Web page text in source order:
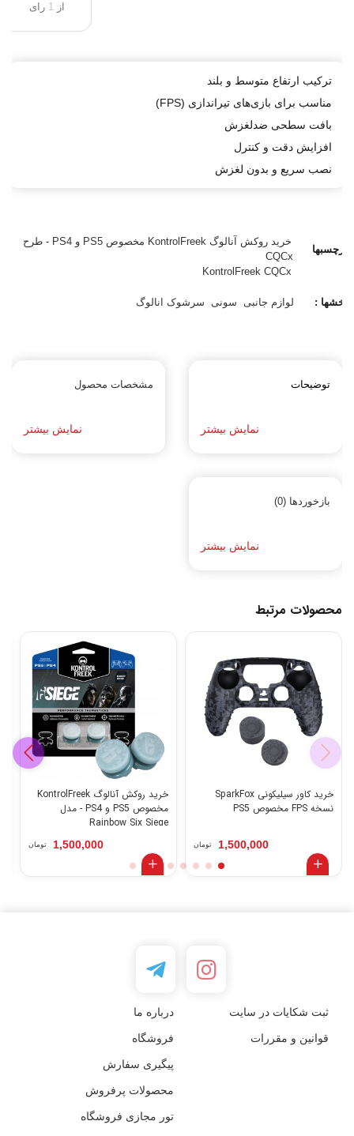
از1 رای
ترکیب ارتفاع متوسط و بلند
مناسب برای بازی‌های تیراندازی (FPS)
بافت سطحی ضدلغزش
افزایش دقت و کنترل
نصب سریع و بدون لغزش
برچسبها
خرید روکش آنالوگ KontrolFreek مخصوص PS5 و PS4 - طرح
CQCx
KontrolFreek CQCx
بخشها : لوازم جانبی سونی سرشوک انالوگ
توضیحات
نمایش بیشتر
مشخصات محصول
نمایش بیشتر
بازخوردها (0)
نمایش بیشتر
محصولات مرتبط
خرید کاور سیلیکونی SparkFox
نسخه FPS مخصوص PS5
1,500,000 تومان
خرید روکش آنالوگ KontrolFreek
مخصوص PS5 و PS4 - مدل
Rainbow Six Siege
1,500,000 تومان
ثبت شکایات در سایت درباره ما
قوانین و مقررات فروشگاه
پیگیری سفارش
محصولات پرفروش
تور مجازی فروشگاه